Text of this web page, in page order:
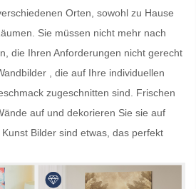
Orten, sowohl zu Hause
Sie müssen nicht mehr nach
die Ihren Anforderungen nicht gerecht
, die auf Ihre individuellen
zugeschnitten sind. Frischen
auf und dekorieren Sie sie auf
Kunst Bilder sind etwas, das perfekt